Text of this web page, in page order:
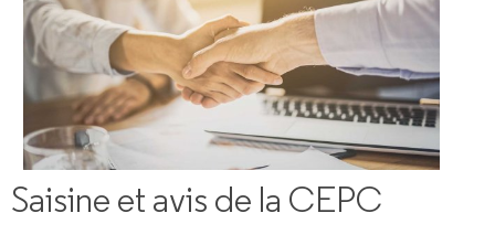
Saisine et avis de la CEPC